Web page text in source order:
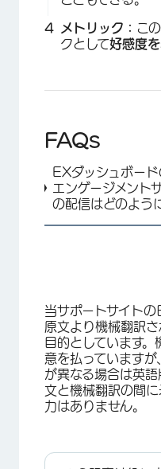
メトリック： こ
クとして好感度を
FAQs
EXダッシュボー
エンゲージメント
の配信はどのよう
当サポートサイト
原文より機械翻訳
目的としています
意を払っています
が異なる場合は英
文と機械翻訳の間
力はありません。